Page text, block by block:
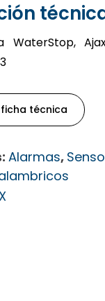
WaterStop,
técnica
Alarmas,